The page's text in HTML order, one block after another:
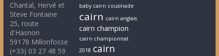
Chantal, Hervé et
Steve Fontaine
25, route
d'Hasnon
59178 Millonfosse
(+33) 03 27 48 59
baby cairn cousinade
cairn cairn anglais
cairn champion
cairn championnat
2018 cairn